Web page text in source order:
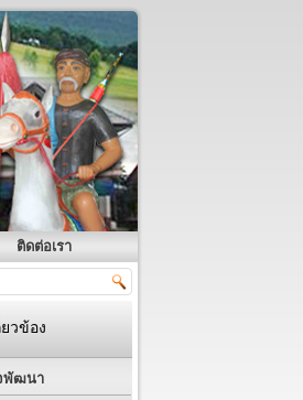
ติดต่อเรา
วข้อง
พัฒนา